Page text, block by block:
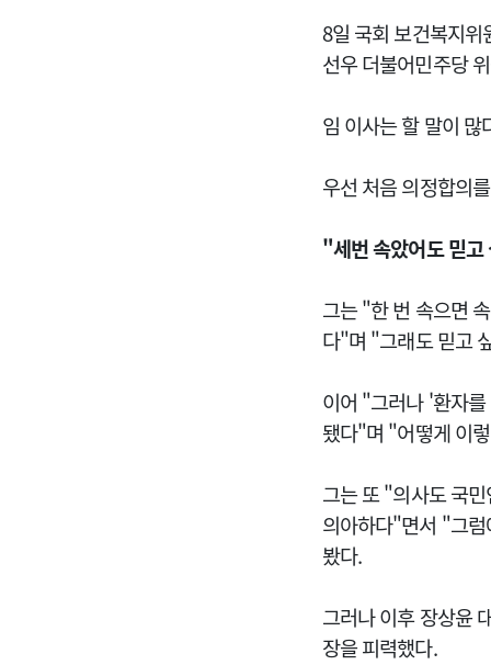
8일 국회 보건복지위
선우 더불어민주당
임 이사는 할 말이
우선 처음 의정합의
"세번 속았어도 믿고
그는 "한 번 속으면
다"며 "그래도 믿고
이어 "그러나 '환자
됐다"며 "어떻게 이
그는 또 "의사도 국
의아하다"면서 "그럼
봤다.
그러나 이후 장상윤
장을 피력했다.